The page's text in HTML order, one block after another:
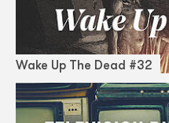
Wake Up The Dead #32